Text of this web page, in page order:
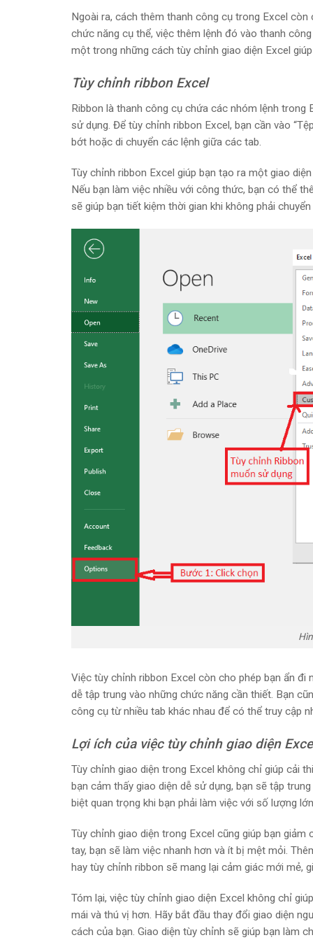
Ngoài ra, cách thêm thanh công cụ trong Excel
chức năng cụ thể, việc thêm lệnh đó vào thanh
một trong những cách tùy chỉnh giao diện Excel
Tùy chỉnh ribbon Excel
Ribbon là thanh công cụ chứa các nhóm lệnh
sử dụng. Để tùy chỉnh ribbon Excel, bạn cần vào
bớt hoặc di chuyển các lệnh giữa các tab.
Tùy chỉnh ribbon Excel giúp bạn tạo ra một giao
Nếu bạn làm việc nhiều với công thức, bạn có thể
sẽ giúp bạn tiết kiệm thời gian khi không phải
Việc tùy chỉnh ribbon Excel còn cho phép bạn ẩn đi
dễ tập trung vào những chức năng cần thiết. Bạn
công cụ từ nhiều tab khác nhau để có thể truy cập
Lợi ích của việc tùy chỉnh giao diện
Tùy chỉnh giao diện trong Excel không chỉ giúp cải
bạn cảm thấy giao diện dễ sử dụng, bạn sẽ tập
biệt quan trọng khi bạn phải làm việc với số lượng
Tùy chỉnh giao diện trong Excel cũng giúp bạn
tay, bạn sẽ làm việc nhanh hơn và ít bị mệt mỏi.
hay tùy chỉnh ribbon sẽ mang lại cảm giác mới mẻ,
Tóm lại, việc tùy chỉnh giao diện Excel không chỉ
mái và thú vị hơn. Hãy bắt đầu thay đổi giao diện
cách của bạn. Giao diện tùy chỉnh sẽ giúp bạn làm